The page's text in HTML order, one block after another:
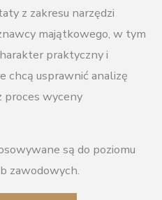
z zakresu narzędzi
majątkowego, w tym
praktyczny i
chcą usprawnić analizę
proces wyceny
są do poziomu
zawodowych.